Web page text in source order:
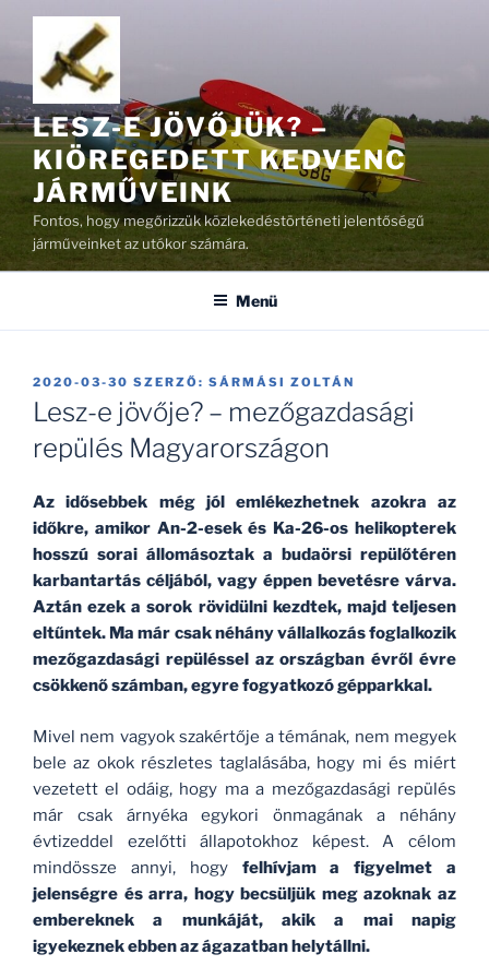
Tartalomhoz
LESZ-E JÖVŐJÜK? –
KIÖREGEDETT KEDVENC
JÁRMŰVEINK
Fontos, hogy megőrizzük közlekedéstörténeti jelentőségű
járműveinket az utókor számára.
Menü
BEKÜLDVE:
2020-03-30 SZERZŐ: SÁRMÁSI ZOLTÁN
Lesz-e jövője? – mezőgazdasági
repülés Magyarországon
Az idősebbek még jól emlékezhetnek azokra az
időkre, amikor An-2-esek és Ka-26-os helikopterek
hosszú sorai állomásoztak a budaörsi repülőtéren
karbantartás céljából, vagy éppen bevetésre várva.
Aztán ezek a sorok rövidülni kezdtek, majd teljesen
eltűntek. Ma már csak néhány vállalkozás foglalkozik
mezőgazdasági repüléssel az országban évről évre
csökkenő számban, egyre fogyatkozó gépparkkal.
Mivel nem vagyok szakértője a témának, nem megyek
bele az okok részletes taglalásába, hogy mi és miért
vezetett el odáig, hogy ma a mezőgazdasági repülés
már csak árnyéka egykori önmagának a néhány
évtizeddel ezelőtti állapotokhoz képest. A célom
mindössze annyi, hogy felhívjam a figyelmet a
jelenségre és arra, hogy becsüljük meg azoknak az
embereknek a munkáját, akik a mai napig
igyekeznek ebben az ágazatban helytállni.